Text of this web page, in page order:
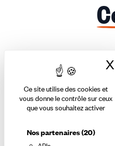
Ce site utilise des cookies et
vous donne le contrôle sur ceux
que vous souhaitez activer
Nos partenaires(20)
X
Octobre
cancers du
travail, un
la
(AFP/03